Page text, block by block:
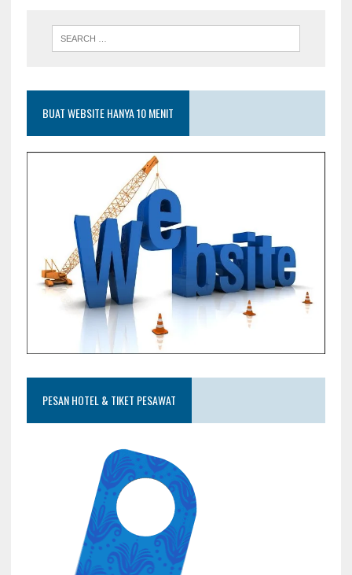
BUAT WEBSITE HANYA 10 MENIT
PESAN HOTEL & TIKET PESAWAT